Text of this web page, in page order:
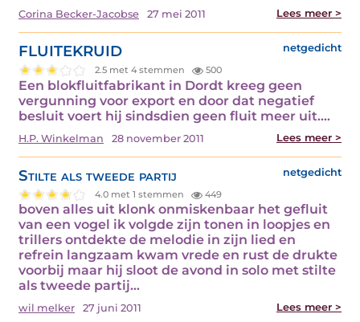
Corina Becker-Jacobse 27 mei 2011 Lees meer >
FLUITEKRUID netgedicht
2.5 met 4 stemmen 500
Een blokfluitfabrikant in Dordt kreeg geen
vergunning voor export en door dat negatief
besluit voert hij sindsdien geen fluit meer uit.…
H.P. Winkelman 28 november 2011 Lees meer >
Stilte als tweede partij netgedicht
4.0 met 1 stemmen 449
boven alles uit klonk onmiskenbaar het gefluit
van een vogel ik volgde zijn tonen in loopjes en
trillers ontdekte de melodie in zijn lied en
refrein langzaam kwam vrede en rust de drukte
voorbij maar hij sloot de avond in solo met stilte
als tweede partij…
wil melker 27 juni 2011 Lees meer >